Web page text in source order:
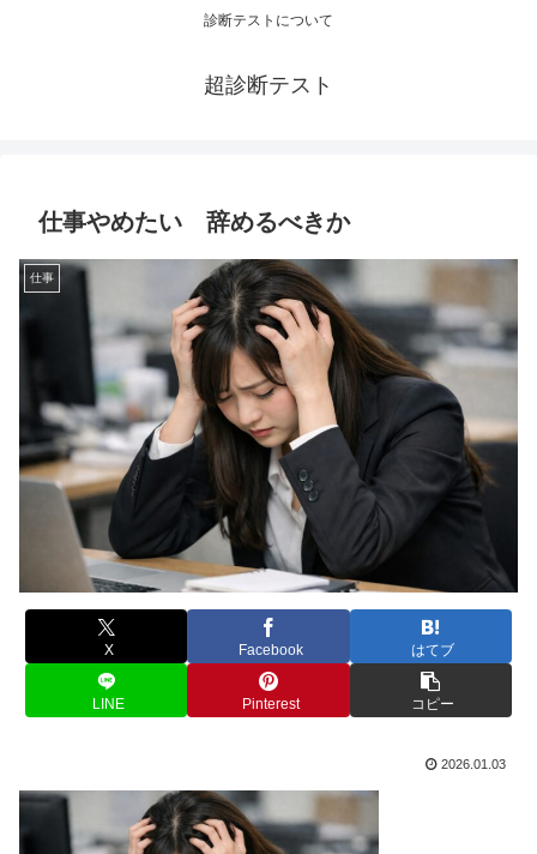
診断テストについて
超診断テスト
仕事やめたい 辞めるべきか
仕事
X Facebook はてブ
LINE Pinterest コピー
2026.01.03